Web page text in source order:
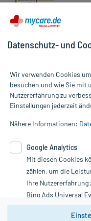
Alle Preise gelten inkl.
Informationen auf dieser
die Untersuchung und
Therapien eingeleitet
Google Analytics. Lesen
unserer
nutzen Sie das Formular:
Vertrag widerrufen
Datenschutz- und
Wir verwenden Cookies
besuchen und wie Sie mit
Nutzererfahrung zu
Einstellungen jederzeit
Nähere Informationen:
Google Analytics
Mit diesen Cookies
zählen, um die
Ihre Nutzererfahrung
Bing Ads Universal
Youtube-Social